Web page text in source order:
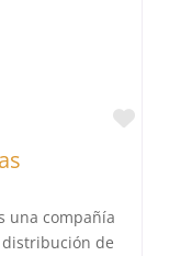
una compañía
de